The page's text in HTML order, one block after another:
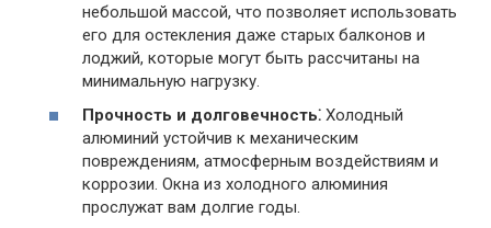
небольшой массой, что позволяет использовать
его для остекления даже старых балконов и
лоджий, которые могут быть рассчитаны на
минимальную нагрузку.
Прочность и долговечность⁚ Холодный
алюминий устойчив к механическим
повреждениям, атмосферным воздействиям и
коррозии. Окна из холодного алюминия
прослужат вам долгие годы.